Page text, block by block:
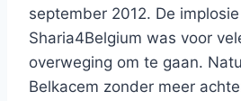
september 2012. De
Sharia4Belgium was voor
overweging om te gaan.
Belkacem zonder meer